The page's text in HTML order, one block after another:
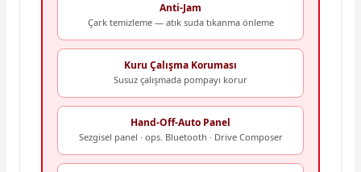
Anti-Jam
Çark temizleme — atık suda tıkanma önleme
Kuru Çalışma Koruması
Susuz çalışmada pompayı korur
Hand-Off-Auto Panel
Sezgisel panel · ops. Bluetooth · Drive Composer